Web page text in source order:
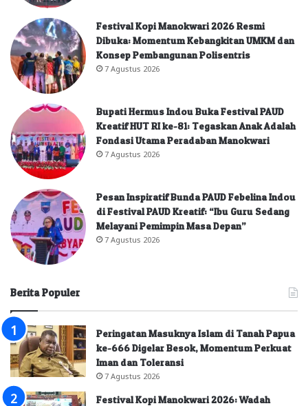
Festival Kopi Manokwari 2026 Resmi
Dibuka: Momentum Kebangkitan UMKM dan
Konsep Pembangunan Polisentris
7 Agustus 2026
Bupati Hermus Indou Buka Festival PAUD
Kreatif HUT RI ke-81: Tegaskan Anak Adalah
Fondasi Utama Peradaban Manokwari
7 Agustus 2026
Pesan Inspiratif Bunda PAUD Febelina Indou
di Festival PAUD Kreatif: “Ibu Guru Sedang
Melayani Pemimpin Masa Depan”
7 Agustus 2026
Berita Populer
Peringatan Masuknya Islam di Tanah Papua
ke-666 Digelar Besok, Momentum Perkuat
Iman dan Toleransi
7 Agustus 2026
Festival Kopi Manokwari 2026: Wadah